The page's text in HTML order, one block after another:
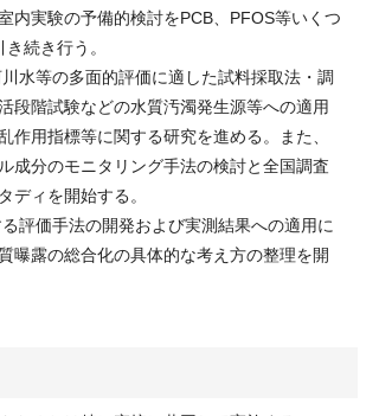
内実験の予備的検討をPCB、PFOS等いくつ
続き行う。
水等の多面的評価に適した試料採取法・調
段階試験などの水質汚濁発生源等への適用
用指標等に関する研究を進める。また、
成分のモニタリング手法の検討と全国調査
ディを開始する。
評価手法の開発および実測結果への適用に
曝露の総合化の具体的な考え方の整理を開